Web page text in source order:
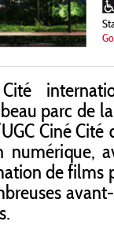
parc de
Ciné
numérique,
de films